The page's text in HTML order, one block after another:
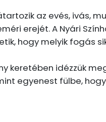
az evés, ivás,
erejét. A Nyári
hogy melyik fogás
keretében idézzük
egyenest fülbe,